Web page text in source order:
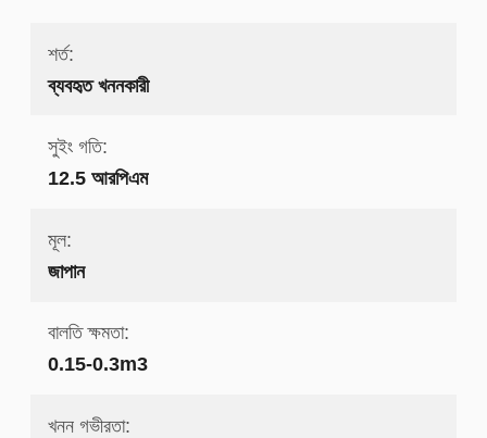
শর্ত:
ব্যবহৃত খননকারী
সুইং গতি:
12.5 আরপিএম
মূল:
জাপান
বালতি ক্ষমতা:
0.15-0.3m3
খনন গভীরতা: